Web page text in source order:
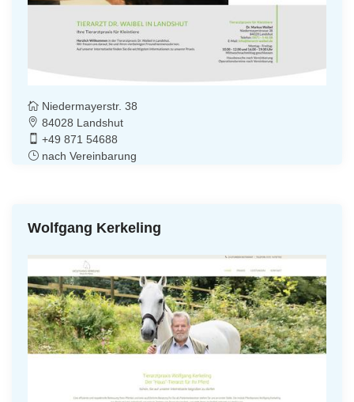
Niedermayerstr. 38
84028 Landshut
+49 871 54688
nach Vereinbarung
Wolfgang Kerkeling